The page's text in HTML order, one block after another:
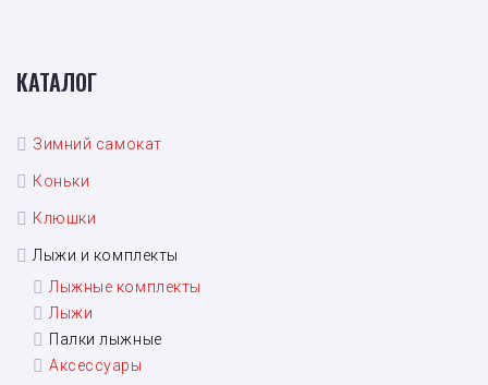
КАТАЛОГ
Зимний самокат
Коньки
Клюшки
Лыжи и комплекты
Лыжные комплекты
Лыжи
Палки лыжные
Аксессуары